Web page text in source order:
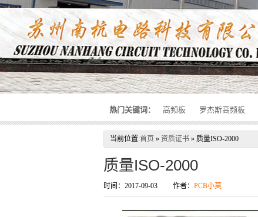
热门关键词： 高频板 罗杰斯高频板
当前位置:首页 » 资质证书 » 质量ISO-2000
质量ISO-2000
时间： 2017-09-03 作者： PCB小莫